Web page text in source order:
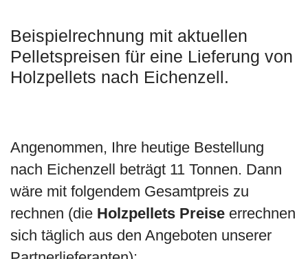
Beispielrechnung mit aktuellen
Pelletspreisen für eine Lieferung von
Holzpellets nach Eichenzell.
Angenommen, Ihre heutige Bestellung
nach Eichenzell beträgt 11 Tonnen. Dann
wäre mit folgendem Gesamtpreis zu
rechnen (die Holzpellets Preise errechnen
sich täglich aus den Angeboten unserer